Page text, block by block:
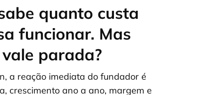
quanto custa
funcionar. Mas
parada?
a reação imediata do fundador é
crescimento ano a ano, margem e